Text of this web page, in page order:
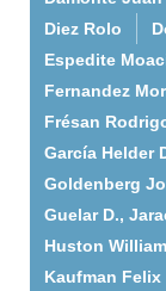
Diez Rolo
Espedite
Fernandez
Frésan
García Helder
Goldenberg
Guelar D.,
Huston
Kaufman Felix